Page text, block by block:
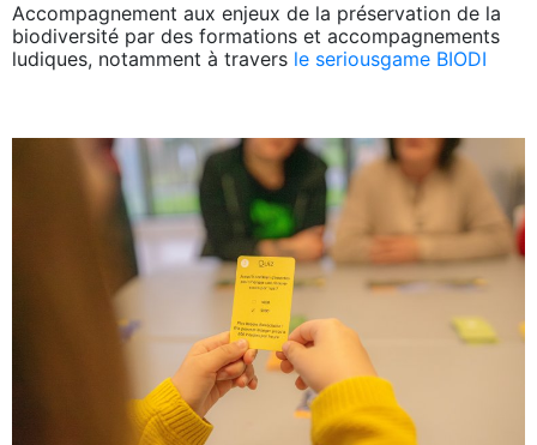
Accompagnement aux enjeux de la préservation de la
biodiversité par des formations et accompagnements
ludiques, notamment à travers le seriousgame BIODI